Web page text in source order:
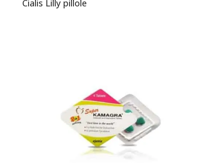
Cialis Lilly pillole